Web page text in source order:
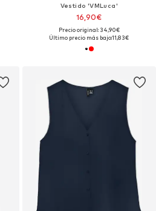
Vestido 'VMLuca'
16,90€
Precio original: 34,90€
Último precio más bajo:11,83€